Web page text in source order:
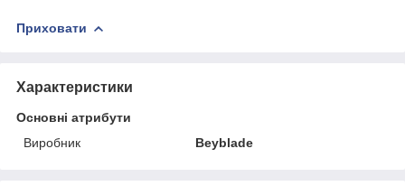
Приховати
Характеристики
Основні атрибути
Виробник
Beyblade